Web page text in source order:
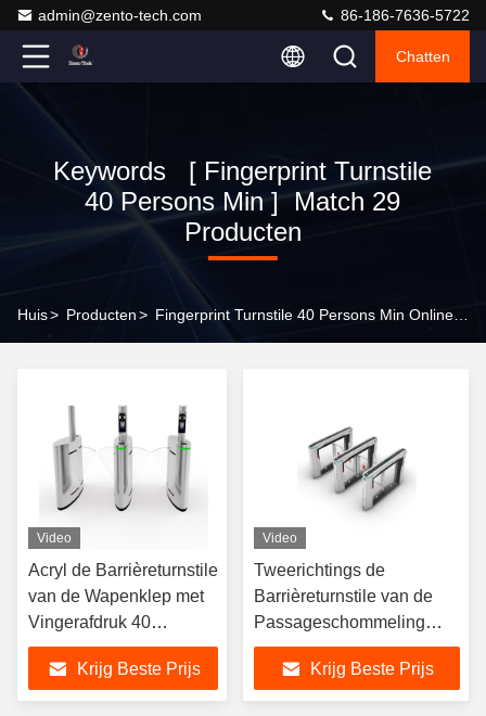
admin@zento-tech.com 86-186-7636-5722
Chatten
Keywords [ Fingerprint Turnstile
40 Persons Min ] Match 29
Producten
Huis> Producten>
Video
Acryl de Barrièreturnstile
van de Wapenklep met
Vingerafdruk 40
Personen/Min
Krijg Beste Prijs
Video
Tweerichtings de
Barrièreturnstile van de
Passageschommeling
Biometrisch
Toegangsbeheer 30-40
Personen/Min
Krijg Beste Prijs